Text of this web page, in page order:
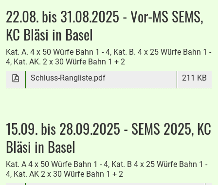
22.08. bis 31.08.2025 - Vor-MS SEMS,
KC Bläsi in Basel
Kat. A. 4 x 50 Würfe Bahn 1 - 4, Kat. B. 4 x 25 Würfe Bahn 1 -
4, Kat. AK. 2 x 30 Würfe Bahn 1 + 2
Schluss-Rangliste.pdf
211 KB
15.09. bis 28.09.2025 - SEMS 2025, KC
Bläsi in Basel
Kat. A 4 x 50 Würfe Bahn 1 - 4, Kat. B 4 x 25 Würfe Bahn 1 -
4, Kat. AK 2 x 30 Würfe Bahn 1 + 2